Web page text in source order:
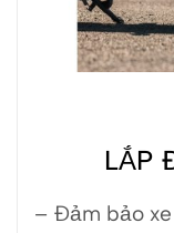
LẮP
– Đảm bảo